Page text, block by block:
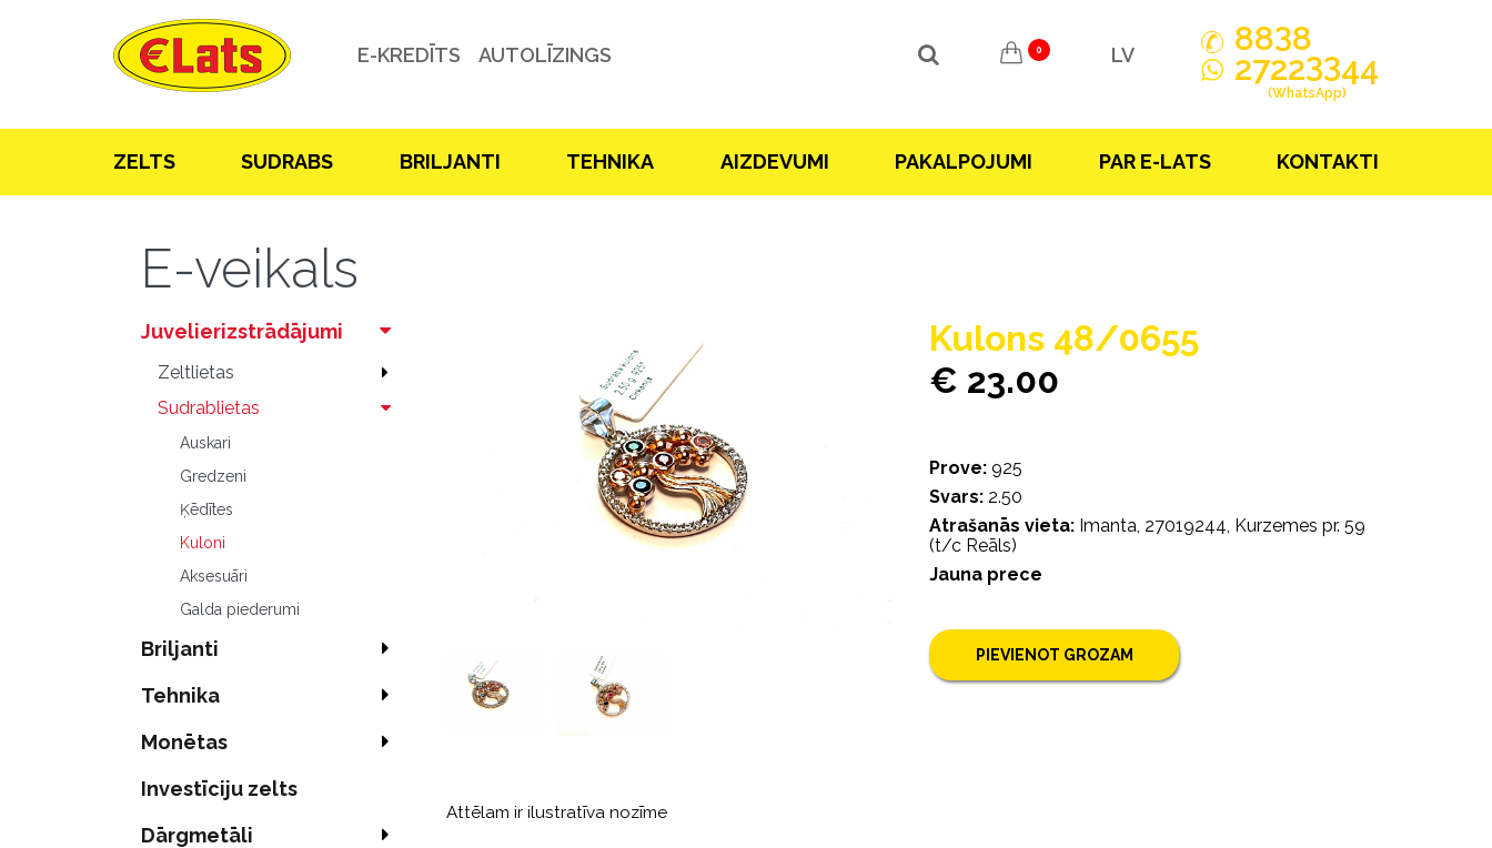
E-KREDĪTS AUTOLĪZINGS 0 LV 8838
27223344
(WhatsApp)
ZELTS SUDRABS BRILJANTI TEHNIKA AIZDEVUMI PAKALPOJUMI PAR E-LATS KONTAKTI
E-veikals
Juvelierizstrādājumi
Zeltlietas
Sudrablietas
Auskari
Gredzeni
Ķēdītes
Kuloni
Aksesuāri
Galda piederumi
Briljanti
Tehnika
Monētas
Investīciju zelts
Dārgmetāli
Attēlam ir ilustratīva nozīme
Kulons 48/0655
€ 23.00
Prove: 925
Svars: 2.50
Atrašanās vieta: Imanta, 27019244, Kurzemes pr. 59
(t/c Reāls)
Jauna prece
PIEVIENOT GROZAM